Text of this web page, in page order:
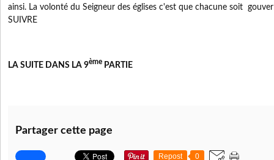
ainsi. La volonté du Seigneur des églises c'est que chacune soit
SUIVRE
LA SUITE DANS LA 9ème PARTIE
Partager cette page
Repost 0